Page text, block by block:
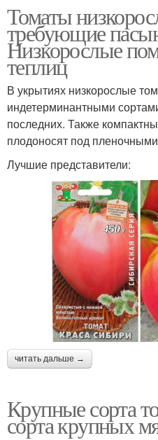
Томаты
требующие
Низкорослые
теплиц
В укрытиях низкорослые
индетерминантными
последних. Также
плодоносят под
Лучшие представители:
читать дальше →
Крупные сорта
сорта крупных